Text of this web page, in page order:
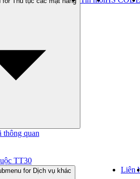
thông quan
TT30
for Dịch vụ khác Liên